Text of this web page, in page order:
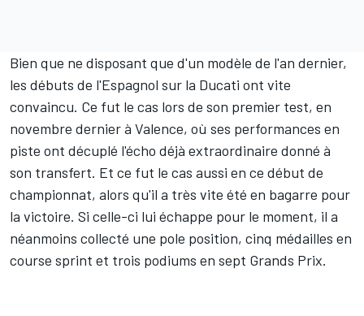
Bien que ne disposant que d'un modèle de l'an dernier,
les débuts de l'Espagnol sur la Ducati ont vite
convaincu. Ce fut le cas lors de son premier test, en
novembre dernier à Valence, où ses performances en
piste ont décuplé l'écho déjà extraordinaire donné à
son transfert. Et ce fut le cas aussi en ce début de
championnat, alors qu'il a très vite été en bagarre pour
la victoire. Si celle-ci lui échappe pour le moment, il a
néanmoins collecté une pole position, cinq médailles en
course sprint et trois podiums en sept Grands Prix.